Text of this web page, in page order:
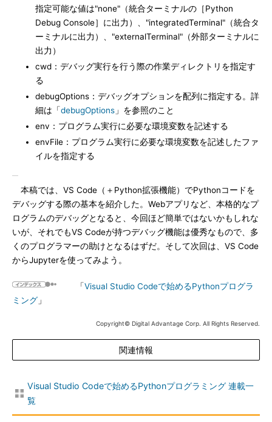
指定可能な値は"none"（統合ターミナルの［Python
Debug Console］に出力）、"integratedTerminal"（統合タ
ーミナルに出力）、"externalTerminal"（外部ターミナルに
出力）
cwd：デバッグ実行を行う際の作業ディレクトリを指定す
る
debugOptions：デバッグオプションを配列に指定する。詳
細は「debugOptions 」を参照のこと
env：プログラム実行に必要な環境変数を記述する
envFile：プログラム実行に必要な環境変数を記述したファ
イルを指定する
本稿では、VS Code（＋Python拡張機能）でPythonコードを
デバッグする際の基本を紹介した。Webアプリなど、本格的なプ
ログラムのデバッグとなると、今回ほど簡単ではないかもしれな
いが、それでもVS Codeが持つデバッグ機能は優秀なもので、多
くのプログラマーの助けとなるはずだ。そして次回は、VS Code
からJupyterを使ってみよう。
「Visual Studio Codeで始めるPythonプログラ
ミング 」
Copyright© Digital Advantage Corp. All Rights Reserved.
関連情報
Visual Studio Codeで始めるPythonプログラミング 連載一
覧